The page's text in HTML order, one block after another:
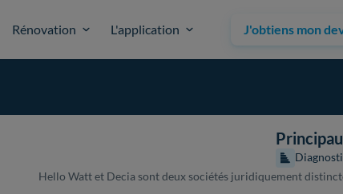
Rénovation L'application J'obtiens mon
Hello Watt et Decia sont deux sociétés juridiquement